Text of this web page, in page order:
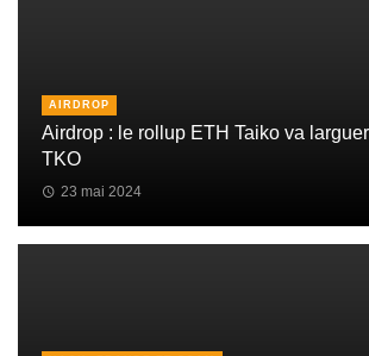
AIRDROP
Airdrop : le rollup ETH Taiko va
TKO
23 mai 2024